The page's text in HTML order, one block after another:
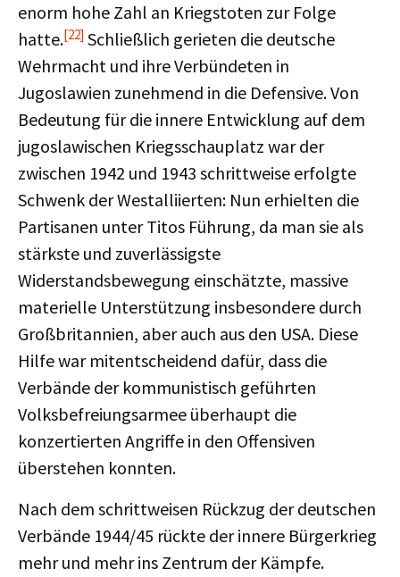
enorm hohe Zahl an Kriegstoten zur Folge
hatte.[22] Schließlich gerieten die deutsche
Wehrmacht und ihre Verbündeten in
Jugoslawien zunehmend in die Defensive. Von
Bedeutung für die innere Entwicklung auf dem
jugoslawischen Kriegsschauplatz war der
zwischen 1942 und 1943 schrittweise erfolgte
Schwenk der Westalliierten: Nun erhielten die
Partisanen unter Titos Führung, da man sie als
stärkste und zuverlässigste
Widerstandsbewegung einschätzte, massive
materielle Unterstützung insbesondere durch
Großbritannien, aber auch aus den USA. Diese
Hilfe war mitentscheidend dafür, dass die
Verbände der kommunistisch geführten
Volksbefreiungsarmee überhaupt die
konzertierten Angriffe in den Offensiven
überstehen konnten.
Nach dem schrittweisen Rückzug der deutschen
Verbände 1944/45 rückte der innere Bürgerkrieg
mehr und mehr ins Zentrum der Kämpfe.